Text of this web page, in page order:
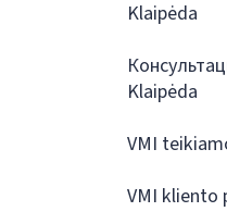
Klaipėda
Klaipėda
VMI
VMI kliento